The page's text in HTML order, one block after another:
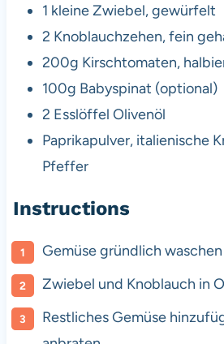
1 kleine Zwiebel, gewürfelt
2 Knoblauchzehen, fein
200g Kirschtomaten,
100g Babyspinat (optional)
2 Esslöffel Olivenöl
Paprikapulver, italienische
Pfeffer
Instructions
Gemüse gründlich
Zwiebel und Knoblauch in
Restliches Gemüse